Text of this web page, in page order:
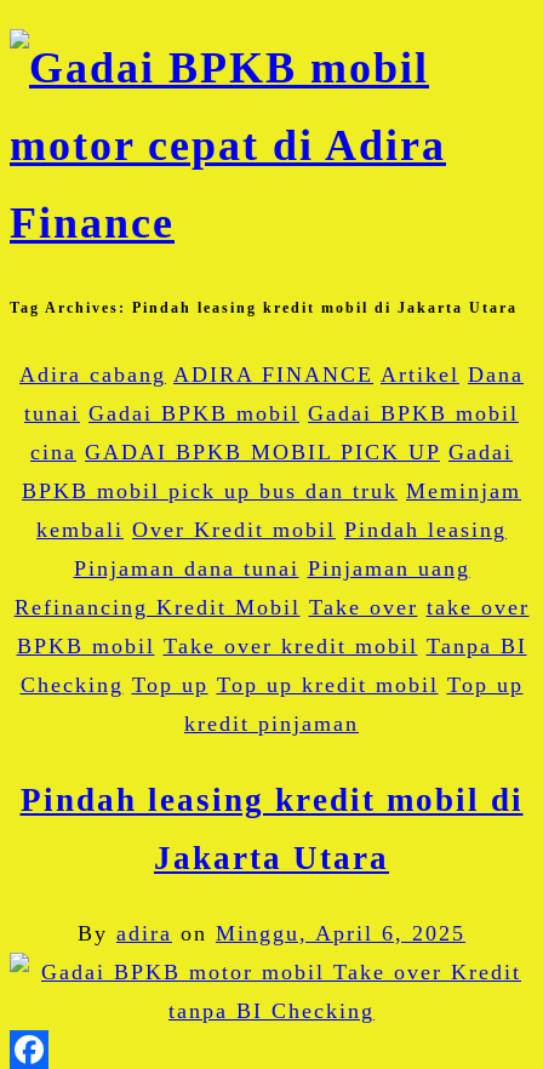
Tag Archives: Pindah leasing kredit mobil di Jakarta Utara
Adira cabang ADIRA FINANCE Artikel Dana
tunai Gadai BPKB mobil Gadai BPKB mobil
cina GADAI BPKB MOBIL PICK UP Gadai
BPKB mobil pick up bus dan truk Meminjam
kembali Over Kredit mobil Pindah leasing
Pinjaman dana tunai Pinjaman uang
Refinancing Kredit Mobil Take over take over
BPKB mobil Take over kredit mobil Tanpa BI
Checking Top up Top up kredit mobil Top up
kredit pinjaman
Pindah leasing kredit mobil di
Jakarta Utara
By adira on Minggu, April 6, 2025